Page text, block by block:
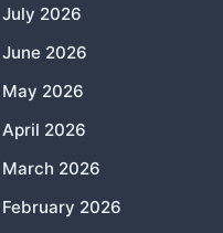
July 2026
June 2026
May 2026
April 2026
March 2026
February 2026